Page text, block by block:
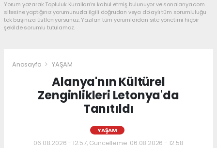
Yorum yazarak Topluluk Kuralları’nı kabul etmiş bulunuyor ve sonalanya.com
sitesine yaptığınız yorumunuzla ilgili doğrudan veya dolaylı tüm sorumluluğu
tek başınıza üstleniyorsunuz. Yazılan tüm yorumlardan site yönetimi hiçbir
şekilde sorumlu tutulamaz.
Anasayfa YAŞAM
Alanya'nın Kültürel
Zenginlikleri Letonya'da
Tanıtıldı
YAŞAM
06.08.2026 - 12:57, Güncelleme: 06.08.2026 - 12:58